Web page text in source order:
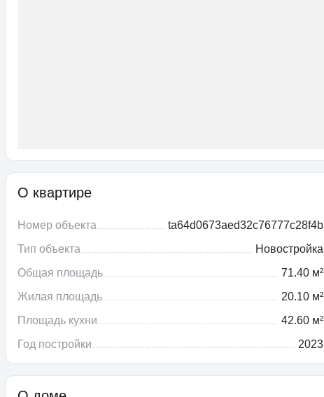
О квартире
Номер объекта
ta64d0673aed32c76777c28f4b
Тип объекта
Новостройка
Общая площадь
71.40 м²
Жилая площадь
20.10 м²
Площадь кухни
42.60 м²
Год постройки
2023